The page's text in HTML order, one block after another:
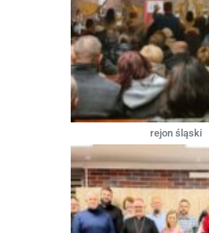
rejon śląski